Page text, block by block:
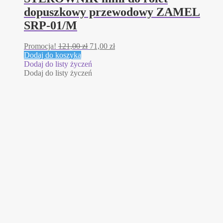
dopuszkowy przewodowy ZAMEL
SRP-01/M
Promocja! 121,00zł Pierwotna
wynosiła:
121,00 zł.
71,00 złAktualna
Dodaj do koszyka
Dodaj do listy życzeń
Dodaj do listy życzeń